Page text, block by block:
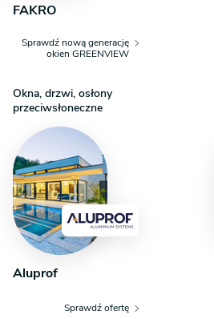
FAKRO
Sprawdź nową generację
okien GREENVIEW
Okna, drzwi, osłony
przeciwsłoneczne
Aluprof
Sprawdź ofertę